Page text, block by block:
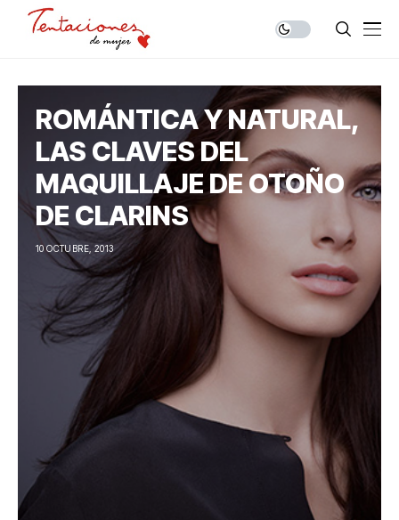
ROMÁNTICA Y NATURAL,
LAS CLAVES DEL
MAQUILLAJE DE OTOÑO
DE CLARINS
10 OCTUBRE, 2013